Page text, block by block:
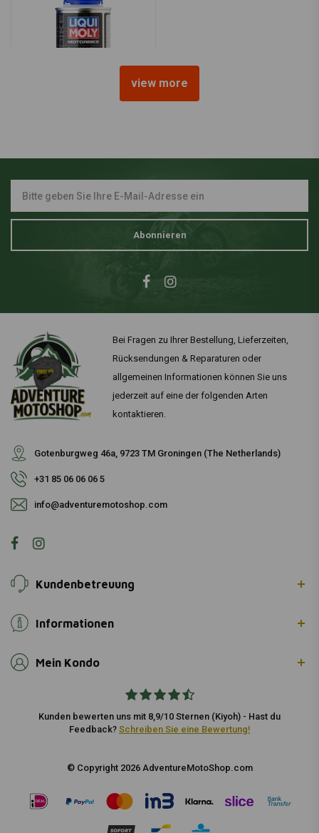
Additive | 150ML
view more
Abonnieren
Bei Fragen zu Ihrer Bestellung, Lieferzeiten,
Rücksendungen & Reparaturen oder
allgemeinen Informationen können Sie uns
jederzeit auf eine der folgenden Arten
kontaktieren.
Gotenburgweg 46a, 9723 TM Groningen (The Netherlands)
+31 85 06 06 06 5
info@adventuremotoshop.com
Kundenbetreuung
Informationen
Mein Kondo
Kunden bewerten uns mit 8,9/10 Sternen (Kiyoh) - Hast du
Feedback? Schreiben Sie eine Bewertung!
© Copyright 2026 AdventureMotoShop.com